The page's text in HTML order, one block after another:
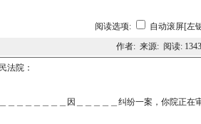
阅读选项:
自动滚屏[左
作者: 来源: 阅读: 1343
法院：
＿＿＿＿＿＿因＿＿＿＿＿纠纷一案，你院正在